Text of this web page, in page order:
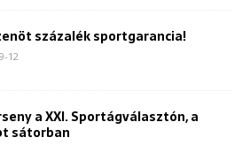
százalék sportgarancia!
12
a XXI. Sportágválasztón, a
sátorban